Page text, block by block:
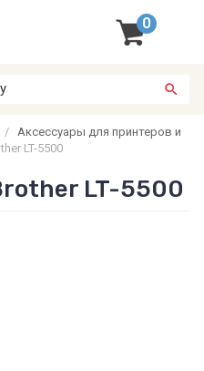
0
/ Аксессуары для принтеров и
LT-5500
LT-5500